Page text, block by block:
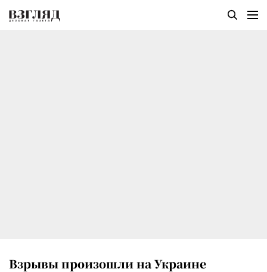
Взрывы произошли на Украине